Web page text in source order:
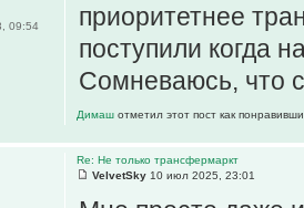
приоритетнее
поступили когда
Сомневаюсь, что
Димаш отметил этот пост как
09:54
Re: Не только трансфермаркт
VelvetSky 10 июл 2025, 23:01